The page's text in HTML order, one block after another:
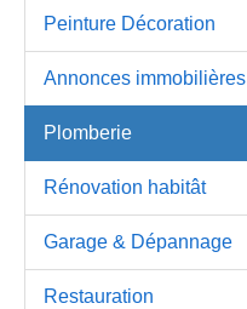
Peinture Décoration
Annonces immobilières
Plomberie
Rénovation habitât
Garage & Dépannage
Restauration